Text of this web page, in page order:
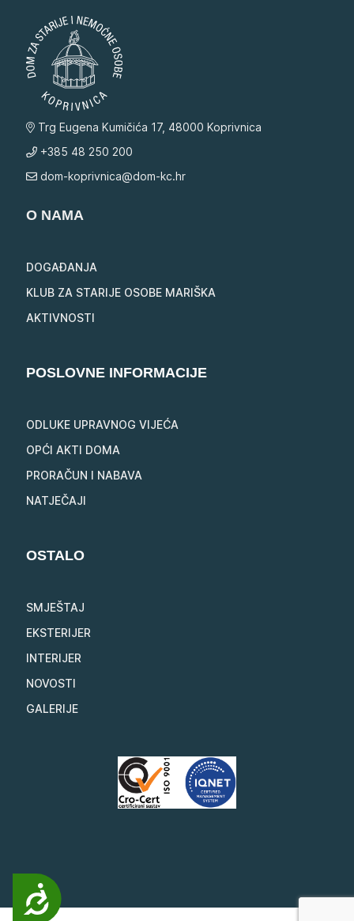
Pristupačnost
Trg Eugena Kumičića 17, 48000 Koprivnica
+385 48 250 200
dom-koprivnica@dom-kc.hr
O NAMA
DOGAĐANJA
KLUB ZA STARIJE OSOBE MARIŠKA
AKTIVNOSTI
POSLOVNE INFORMACIJE
ODLUKE UPRAVNOG VIJEĆA
OPĆI AKTI DOMA
PRORAČUN I NABAVA
NATJEČAJI
OSTALO
SMJEŠTAJ
EKSTERIJER
INTERIJER
NOVOSTI
GALERIJE